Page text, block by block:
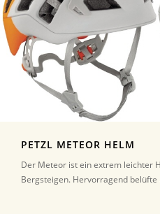
PETZL METEOR HELM
Der Meteor ist ein extrem leichter
Bergsteigen. Hervorragend belüfte